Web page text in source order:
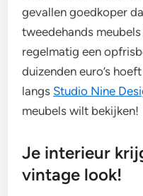
gevallen goedkoper
tweedehands
regelmatig een
duizenden euro’s
langs Studio Nine
meubels wilt bekijken!
Je interieur
vintage look!